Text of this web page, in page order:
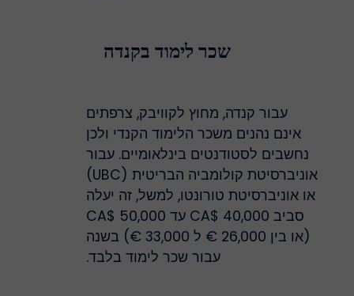
שכר לימוד בקנדה
עבור קנדה, מחוץ לקוויבק, צרפתים
אינם נהנים משכר הלימוד הקנדי ולכן
נחשבים לסטודנטים בינלאומיים. עבור
אוניברסיטת קולומביה הבריטית (UBC)
או אוניברסיטת טורונטו, למשל, זה יעלה
סביב 40,000 $CA עד 50,000 $CA
(או בין 26,000 € ל 33,000 €) בשנה
עבור שכר לימוד בלבד.